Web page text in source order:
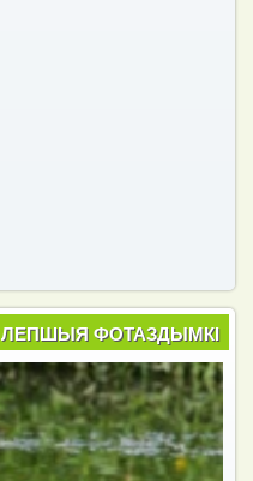
ЛЕПШЫЯ ФОТАЗДЫМКІ